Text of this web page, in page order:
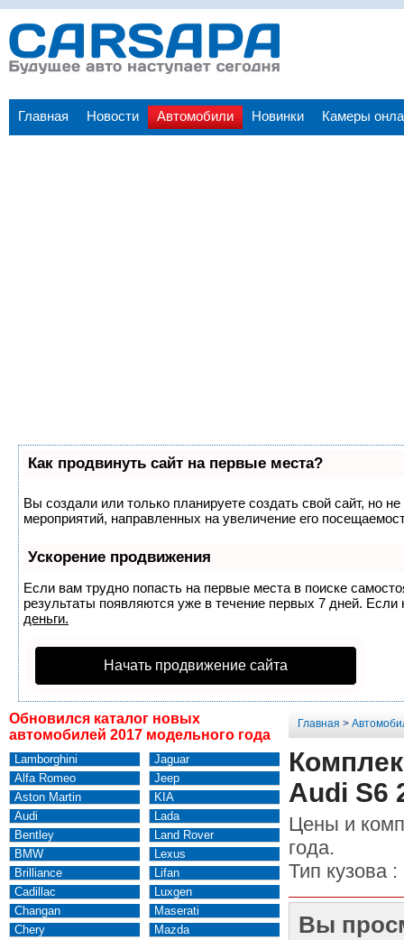
Главная Новости Автомобили Новинки Камеры
Как продвинуть сайт на первые места?
Вы создали или только планируете создать свой сайт, но
мероприятий, направленных на увеличение его
Ускорение продвижения
Если вам трудно попасть на первые места в поиске
результаты появляются уже в течение первых 7 дней.
деньги.
Начать продвижение сайта
Обновился каталог новых
автомобилей 2017 модельного года
Lamborghini
Alfa Romeo
Aston Martin
Audi
Bentley
BMW
Brilliance
Cadillac
Changan
Chery
Jaguar
Jeep
KIA
Lada
Land Rover
Lexus
Lifan
Luxgen
Maserati
Mazda
Главная >
Audi S6
Цены и
года.
Тип кузова :
Вы